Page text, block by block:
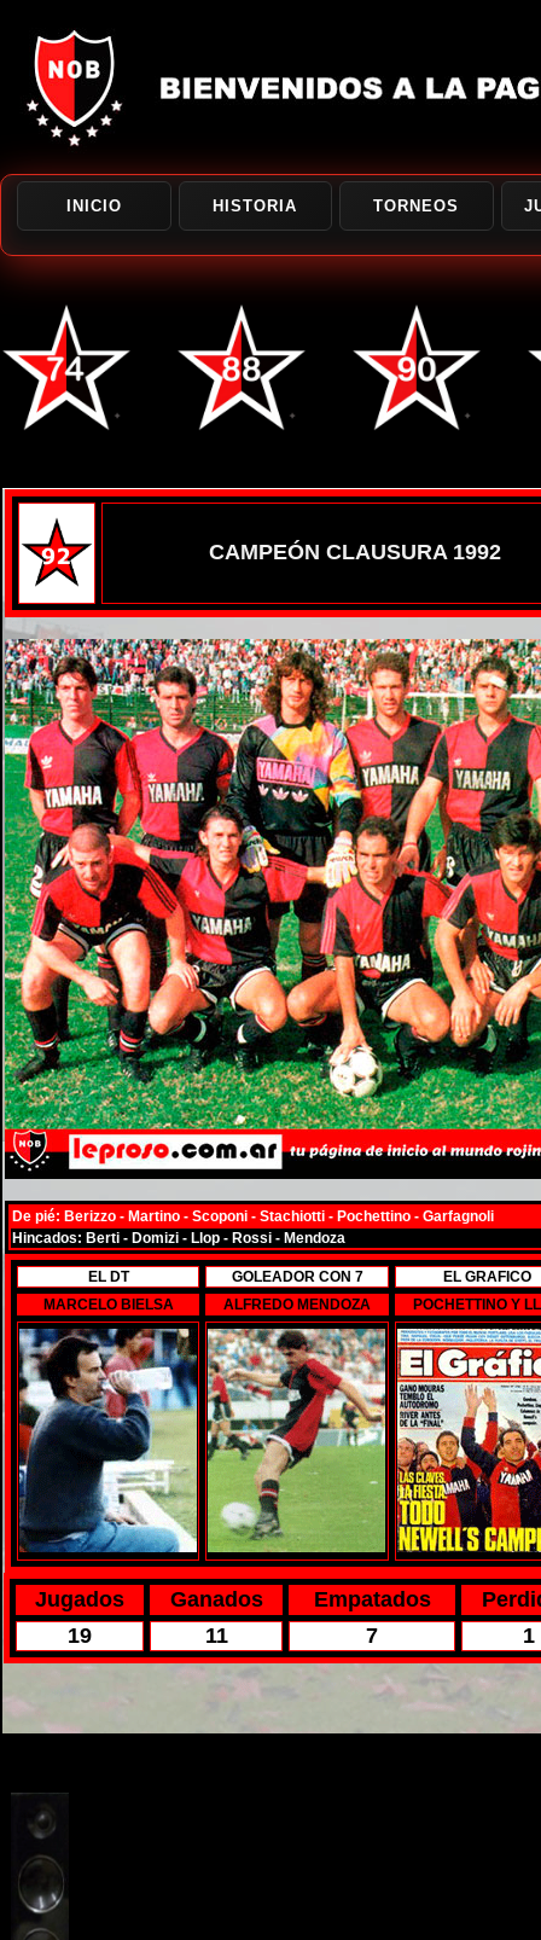
INICIO HISTORIA TORNEOS
CAMPEÓN CLAUSURA 1992
De pié: Berizzo - Martino - Scoponi - Stachiotti - Pochettino - Garfagnoli
Hincados: Berti - Domizi - Llop - Rossi - Mendoza
EL DT GOLEADOR CON 7
EL GRAFICO
MARCELO BIELSA
ALFREDO MENDOZA POCHETTINO Y
Jugados Ganados Empatados
19
11 7 1